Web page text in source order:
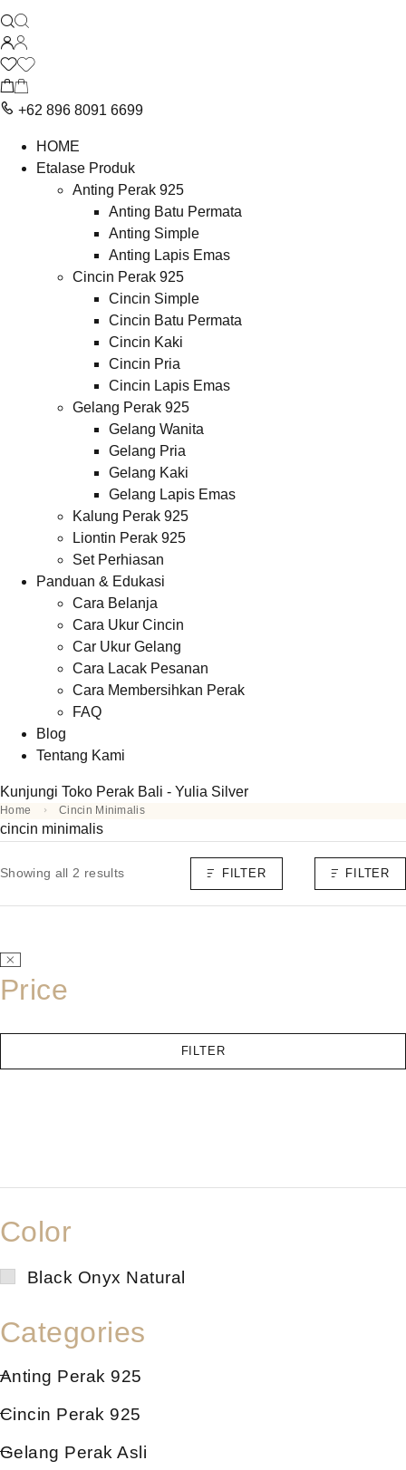
+62 896 8091 6699
HOME
Etalase Produk
Anting Perak 925
Anting Batu Permata
Anting Simple
Anting Lapis Emas
Cincin Perak 925
Cincin Simple
Cincin Batu Permata
Cincin Kaki
Cincin Pria
Cincin Lapis Emas
Gelang Perak 925
Gelang Wanita
Gelang Pria
Gelang Kaki
Gelang Lapis Emas
Kalung Perak 925
Liontin Perak 925
Set Perhiasan
Panduan & Edukasi
Cara Belanja
Cara Ukur Cincin
Car Ukur Gelang
Cara Lacak Pesanan
Cara Membersihkan Perak
FAQ
Blog
Tentang Kami
Kunjungi Toko Perak Bali - Yulia Silver
Home Cincin Minimalis
cincin minimalis
Showing all 2 results FILTER FILTER
Price
FILTER
Color
Black Onyx Natural
Categories
Anting Perak 925
Cincin Perak 925
Gelang Perak Asli